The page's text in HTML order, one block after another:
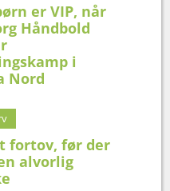
er VIP, når
Håndbold
i
Nord
fortov, før der
alvorlig